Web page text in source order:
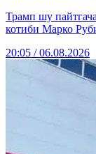
Трамп шу
котиби Марко
20:05 / 06.08.2026